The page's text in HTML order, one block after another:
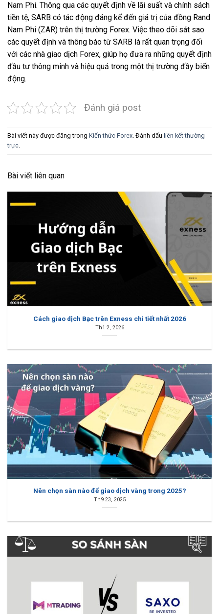
Nam Phi. Thông qua các quyết định về lãi suất và chính sách
tiền tệ, SARB có tác động đáng kể đến giá trị của đồng Rand
Nam Phi (ZAR) trên thị trường Forex. Việc theo dõi sát sao
các quyết định và thông báo từ SARB là rất quan trọng đối
với các nhà giao dịch Forex, giúp họ đưa ra những quyết định
đầu tư thông minh và hiệu quả trong một thị trường đầy biến
động.
Đánh giá post
Bài viết này được đăng trong Kiến thức Forex . Đánh dấu liên kết thường
trực
Bài viết liên quan
Cách giao dịch Bạc trên Exness chi tiết nhất 2026
Th1 2, 2026
Nên chọn sàn nào để giao dịch vàng trong 2025?
Th9 23, 2025